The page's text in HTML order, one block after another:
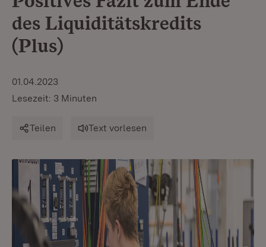
des Liquiditätskredits
(Plus)
01.04.2023
Lesezeit: 3 Minuten
Teilen Text vorlesen